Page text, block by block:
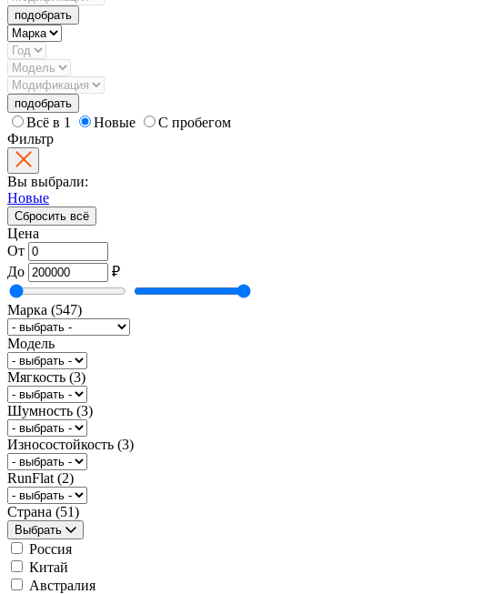
подобрать
подобрать
Всё в 1 Новые
С пробегом
Фильтр
Вы выбрали:
Новые
Сбросить всё
Цена
От
До
₽
Марка (547)
Модель
Мягкость (3)
Шумность (3)
Износостойкость (3)
RunFlat (2)
Страна (51)
Выбрать
Россия
Китай
Австралия